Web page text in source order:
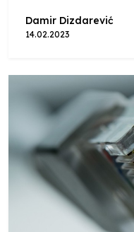
Damir Dizdarević
14.02.2023